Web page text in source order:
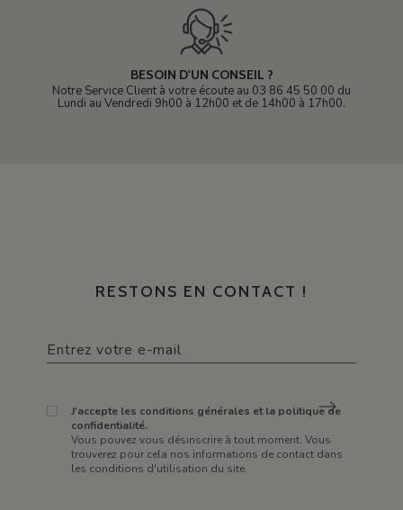
BESOIN D'UN CONSEIL ?
Notre Service Client à votre écoute au 03 86 45 50 00 du
Lundi au Vendredi 9h00 à 12h00 et de 14h00 à 17h00.
RESTONS EN CONTACT !
J'accepte les conditions générales et la politique de
confidentialité.
Vous pouvez vous désinscrire à tout moment. Vous
trouverez pour cela nos informations de contact dans
les conditions d'utilisation du site.